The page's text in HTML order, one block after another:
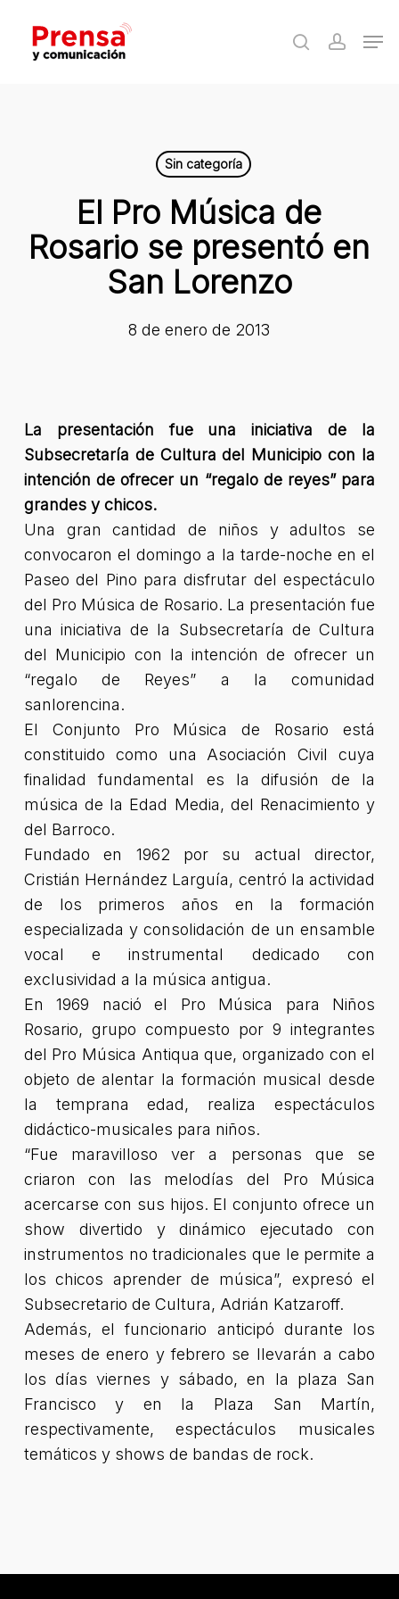
main
search
Sin categoría
El Pro Música de
Rosario se presentó en
San Lorenzo
8 de enero de 2013
La presentación fue una iniciativa de la
Subsecretaría de Cultura del Municipio con la
intención de ofrecer un “regalo de reyes” para
grandes y chicos.
Una gran cantidad de niños y adultos se
convocaron el domingo a la tarde-noche en el
Paseo del Pino para disfrutar del espectáculo
del Pro Música de Rosario. La presentación fue
una iniciativa de la Subsecretaría de Cultura
del Municipio con la intención de ofrecer un
“regalo de Reyes” a la comunidad
sanlorencina.
El Conjunto Pro Música de Rosario está
constituido como una Asociación Civil cuya
finalidad fundamental es la difusión de la
música de la Edad Media, del Renacimiento y
del Barroco.
Fundado en 1962 por su actual director,
Cristián Hernández Larguía, centró la actividad
de los primeros años en la formación
especializada y consolidación de un ensamble
vocal e instrumental dedicado con
exclusividad a la música antigua.
En 1969 nació el Pro Música para Niños
Rosario, grupo compuesto por 9 integrantes
del Pro Música Antiqua que, organizado con el
objeto de alentar la formación musical desde
la temprana edad, realiza espectáculos
didáctico-musicales para niños.
“Fue maravilloso ver a personas que se
criaron con las melodías del Pro Música
acercarse con sus hijos. El conjunto ofrece un
show divertido y dinámico ejecutado con
instrumentos no tradicionales que le permite a
los chicos aprender de música”, expresó el
Subsecretario de Cultura, Adrián Katzaroff.
Además, el funcionario anticipó durante los
meses de enero y febrero se llevarán a cabo
los días viernes y sábado, en la plaza San
Francisco y en la Plaza San Martín,
respectivamente, espectáculos musicales
temáticos y shows de bandas de rock.